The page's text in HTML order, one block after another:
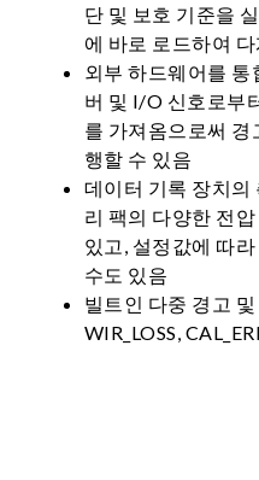
단 및 보호 기준을
에 바로 로드하여
외부 하드웨어를 통
버 및 I/O 신호로부
를 가져옴으로써
행할 수 있음
데이터 기록 장치의
리 팩의 다양한 전
있고, 설정값에 따
수도 있음
빌트인 다중 경고
WIR_LOSS,